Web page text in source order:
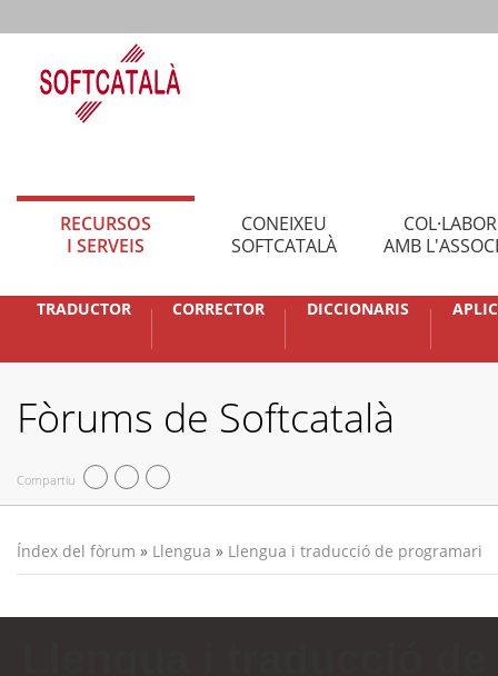
RECURSOS
I SERVEIS
CONEIXEU
SOFTCATALÀ
AMB
TRADUCTOR CORRECTOR DICCIONARIS
Fòrums de Softcatalà
Compartiu
Índex del fòrum » Llengua » Llengua i traducció de programari